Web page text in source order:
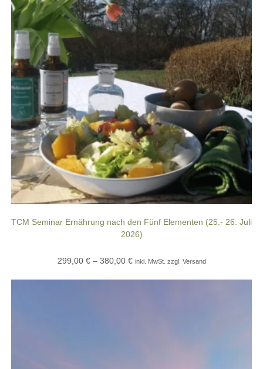
TCM Seminar Ernährung nach den Fünf Elementen (25.- 26. Juli
2026)
299,00 € – 380,00 €Preisspanne:
inkl. MwSt. zzgl. Versand